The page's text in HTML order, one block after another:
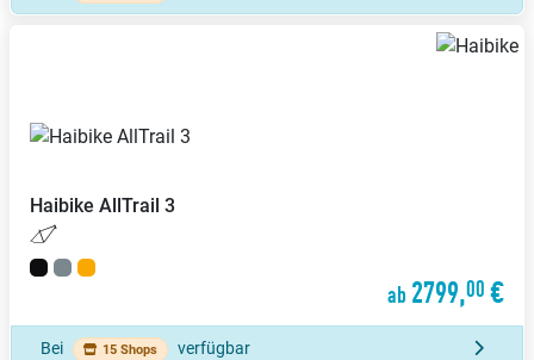
Haibike AllTrail 3
ab 2799,00 €
Bei 15 Shops verfügbar